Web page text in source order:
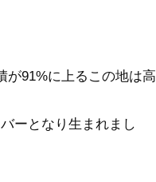
が91%に上るこの地は高
ーとなり生まれまし